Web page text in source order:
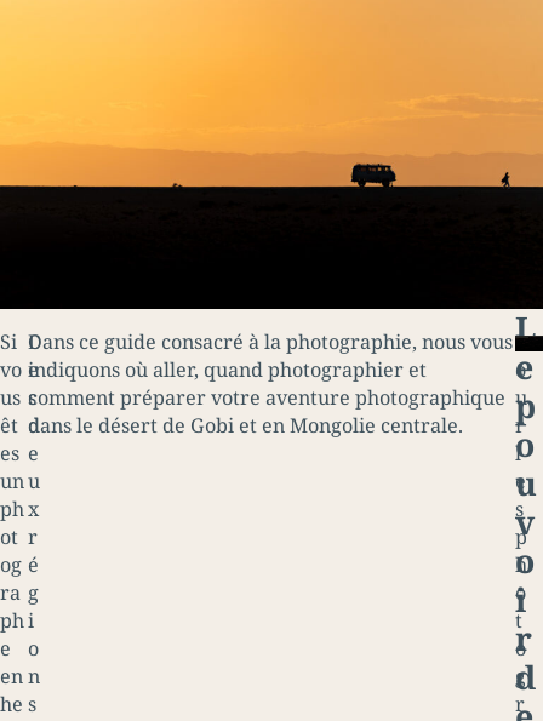
Si
vo
us
êt
es
un
ph
ot
og
ra
ph
e
en
he
C
e
s
d
e
u
x
r
é
g
i
o
n
s
Dans ce guide consacré à la photographie, nous vous
indiquons où aller, quand photographier et
comment préparer votre aventure photographique
dans le désert de Gobi et en Mongolie centrale.
L
e
p
o
u
v
o
i
r
d
P
o
u
r
l
e
s
p
h
o
t
o
g
r